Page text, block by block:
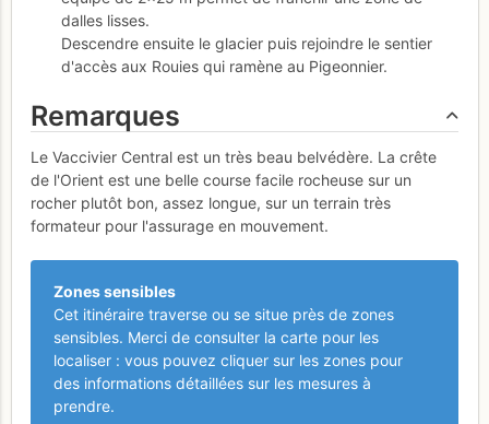
dalles lisses.
Descendre ensuite le glacier puis rejoindre le sentier
d'accès aux Rouies qui ramène au Pigeonnier.
Remarques
Le Vaccivier Central est un très beau belvédère. La crête
de l'Orient est une belle course facile rocheuse sur un
rocher plutôt bon, assez longue, sur un terrain très
formateur pour l'assurage en mouvement.
Zones sensibles
Cet itinéraire traverse ou se situe près de zones
sensibles. Merci de consulter la carte pour les
localiser : vous pouvez cliquer sur les zones pour
des informations détaillées sur les mesures à
prendre.